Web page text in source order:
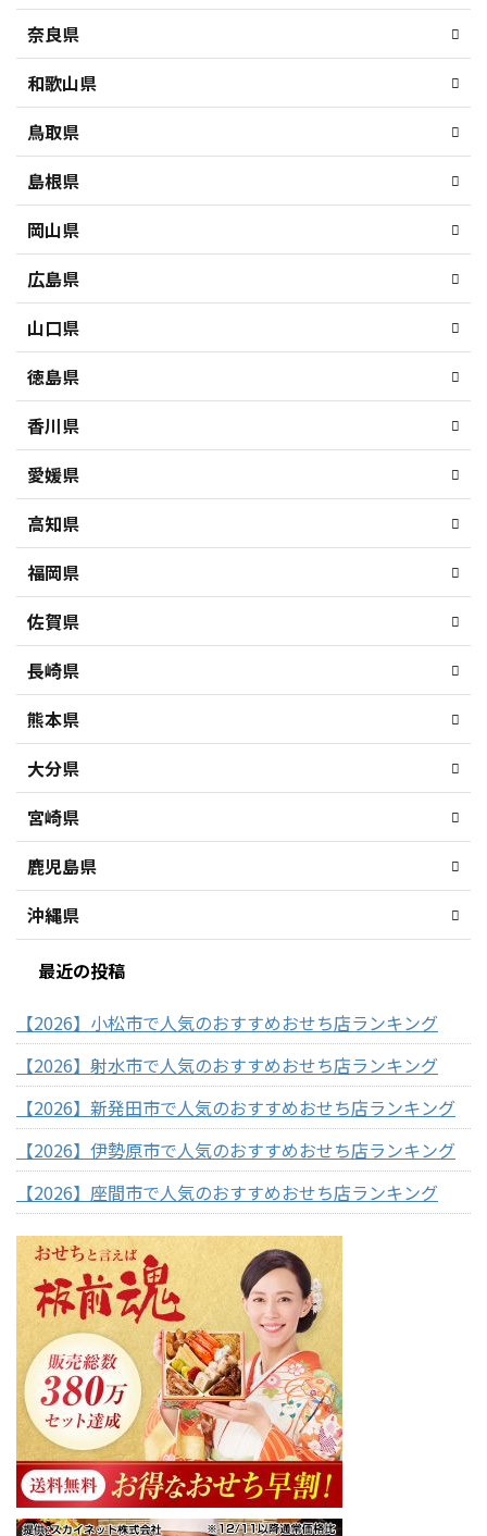
奈良県
和歌山県
鳥取県
島根県
岡山県
広島県
山口県
徳島県
香川県
愛媛県
高知県
福岡県
佐賀県
長崎県
熊本県
大分県
宮崎県
鹿児島県
沖縄県
最近の投稿
【2026】小松市で人気のおすすめおせち店ランキング
【2026】射水市で人気のおすすめおせち店ランキング
【2026】新発田市で人気のおすすめおせち店ランキング
【2026】伊勢原市で人気のおすすめおせち店ランキング
【2026】座間市で人気のおすすめおせち店ランキング